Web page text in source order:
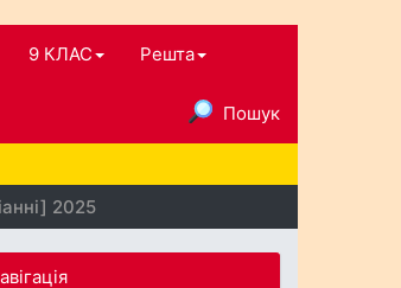
9 КЛАС Решта
Пошук
2025